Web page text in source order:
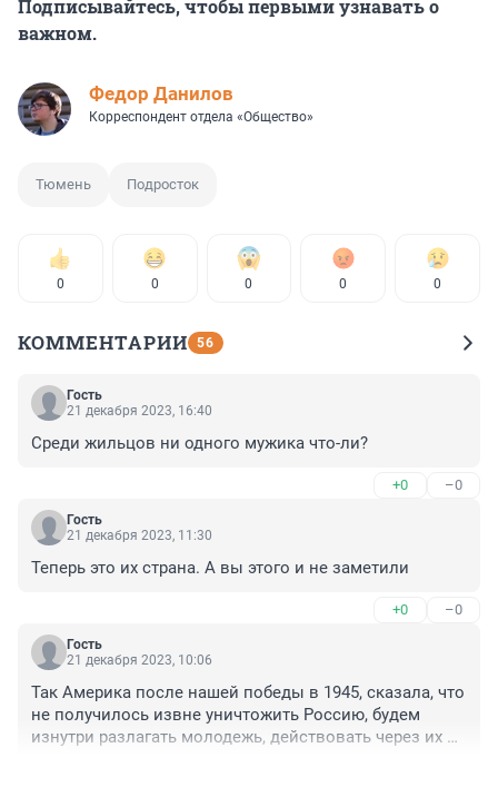
Подписывайтесь, чтобы первыми узнавать о
важном.
Федор Данилов
Корреспондент отдела «Общество»
Тюмень Подросток
0 0 0 0 0
КОММЕНТАРИИ 56
Гость
21 декабря 2023, 16:40
Среди жильцов ни одного мужика что-ли?
+0 –0
Гость
21 декабря 2023, 11:30
Теперь это их страна. А вы этого и не заметили
+0 –0
Гость
21 декабря 2023, 10:06
Так Америка после нашей победы в 1945, сказала, что
не получилось извне уничтожить Россию, будем
изнутри разлагать молодежь, действовать через их